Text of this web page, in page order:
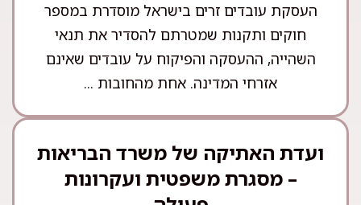
העסקת עובדים זרים בישראל מוסדרת במספר
חוקים ותקנות שמטרתם להסדיר את תנאי
השהייה, ההעסקה והפיקוח על עובדים שאינם
אזרחי המדינה. אחת מהחובות ...
ועדת האתיקה של משרד הבריאות
– מסגרת משפטית ועקרונות